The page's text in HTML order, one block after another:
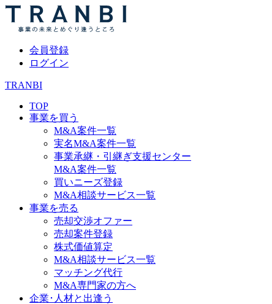
会員登録
ログイン
TRANBI
TOP
事業を買う
M&A案件一覧
実名M&A案件一覧
事業承継・引継ぎ支援センター
M&A案件一覧
買いニーズ登録
M&A相談サービス一覧
事業を売る
売却交渉オファー
売却案件登録
株式価値算定
M&A相談サービス一覧
マッチング代行
M&A専門家の方へ
企業･人材と出逢う